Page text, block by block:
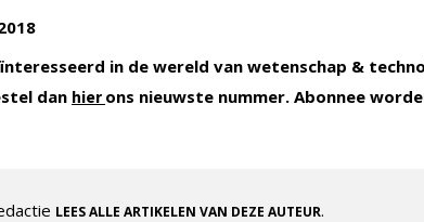
in de wereld van wetenschap &
dan hier ons nieuwste nummer. Abonnee
LEES ALLE ARTIKELEN VAN DEZE AUTEUR.